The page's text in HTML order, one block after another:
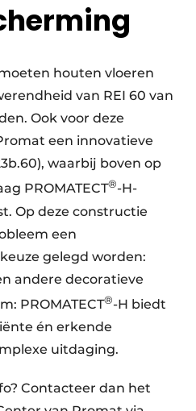
houten vloeren
van REI 60 van
Ook voor deze
een innovatieve
waarbij boven op
PROMATECT®-H-
Op deze constructie
een
gelegd worden:
andere decoratieve
PROMATECT®-H biedt
én erkende
uitdaging.
Contacteer dan het